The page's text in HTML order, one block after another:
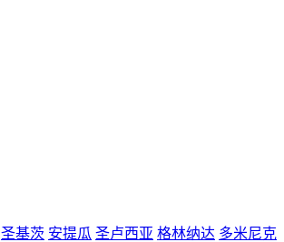
圣基茨 安提瓜 圣卢西亚 格林纳达 多米尼克